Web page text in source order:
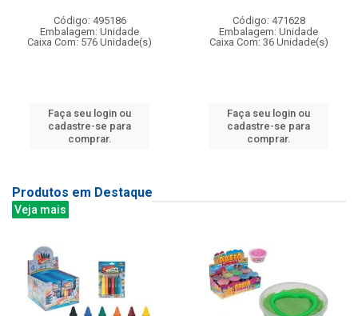
Código: 495186
Embalagem: Unidade
Caixa Com: 576 Unidade(s)
Faça seu login ou
cadastre-se para
comprar.
Código: 471628
Embalagem: Unidade
Caixa Com: 36 Unidade(s)
Faça seu login ou
cadastre-se para
comprar.
Produtos em Destaque
Veja mais